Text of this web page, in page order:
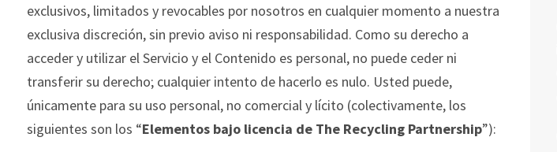
exclusivos, limitados y revocables por nosotros en cualquier momento a nuestra
exclusiva discreción, sin previo aviso ni responsabilidad. Como su derecho a
acceder y utilizar el Servicio y el Contenido es personal, no puede ceder ni
transferir su derecho; cualquier intento de hacerlo es nulo. Usted puede,
únicamente para su uso personal, no comercial y lícito (colectivamente, los
siguientes son los “Elementos bajo licencia de The Recycling Partnership”):